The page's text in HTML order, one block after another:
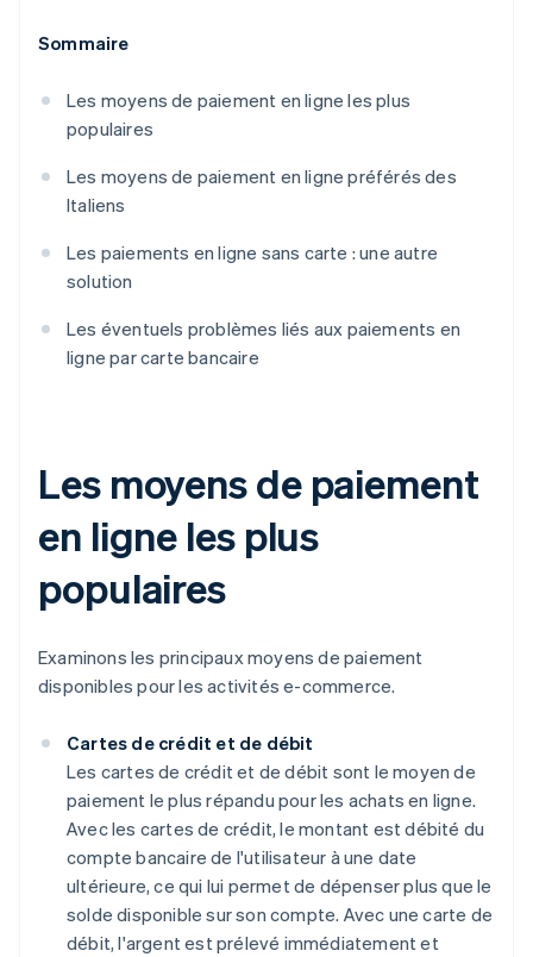
Sommaire
Les moyens de paiement en ligne les plus
populaires
Les moyens de paiement en ligne préférés des
Italiens
Les paiements en ligne sans carte : une autre
solution
Les éventuels problèmes liés aux paiements en
ligne par carte bancaire
Les moyens de paiement
en ligne les plus
populaires
Examinons les principaux moyens de paiement
disponibles pour les activités e-commerce.
Cartes de crédit et de débit
Les cartes de crédit et de débit sont le moyen de
paiement le plus répandu pour les achats en ligne.
Avec les cartes de crédit, le montant est débité du
compte bancaire de l'utilisateur à une date
ultérieure, ce qui lui permet de dépenser plus que le
solde disponible sur son compte. Avec une carte de
débit, l'argent est prélevé immédiatement et